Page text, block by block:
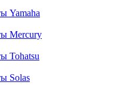
Yamaha
Mercury
Tohatsu
Solas